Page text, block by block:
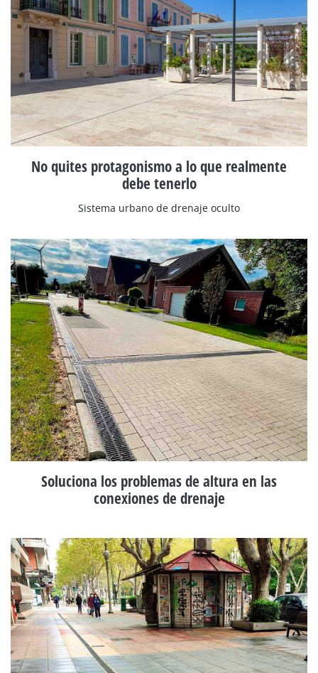
No quites protagonismo a lo que realmente
debe tenerlo
Sistema urbano de drenaje oculto
Soluciona los problemas de altura en las
conexiones de drenaje